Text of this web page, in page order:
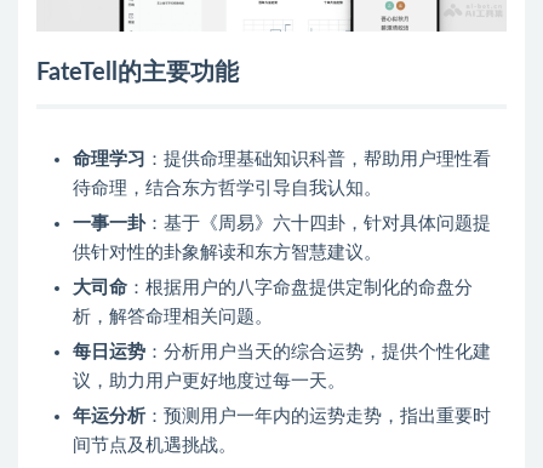
FateTell的主要功能
命理学习 ：提供命理基础知识科普，帮助用户理性看
待命理，结合东方哲学引导自我认知。
一事一卦：基于《周易》六十四卦，针对具体问题提
供针对性的卦象解读和东方智慧建议。
大司命 ：根据用户的八字命盘提供定制化的命盘分
析，解答命理相关问题。
每日运势 ：分析用户当天的综合运势，提供个性化建
议，助力用户更好地度过每一天。
年运分析 ：预测用户一年内的运势走势，指出重要时
间节点及机遇挑战。